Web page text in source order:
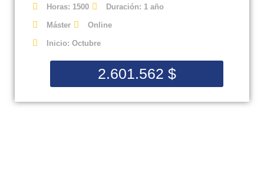
Horas: 1500 Duración: 1 año
Máster Online
Inicio: Octubre
2.601.562 $